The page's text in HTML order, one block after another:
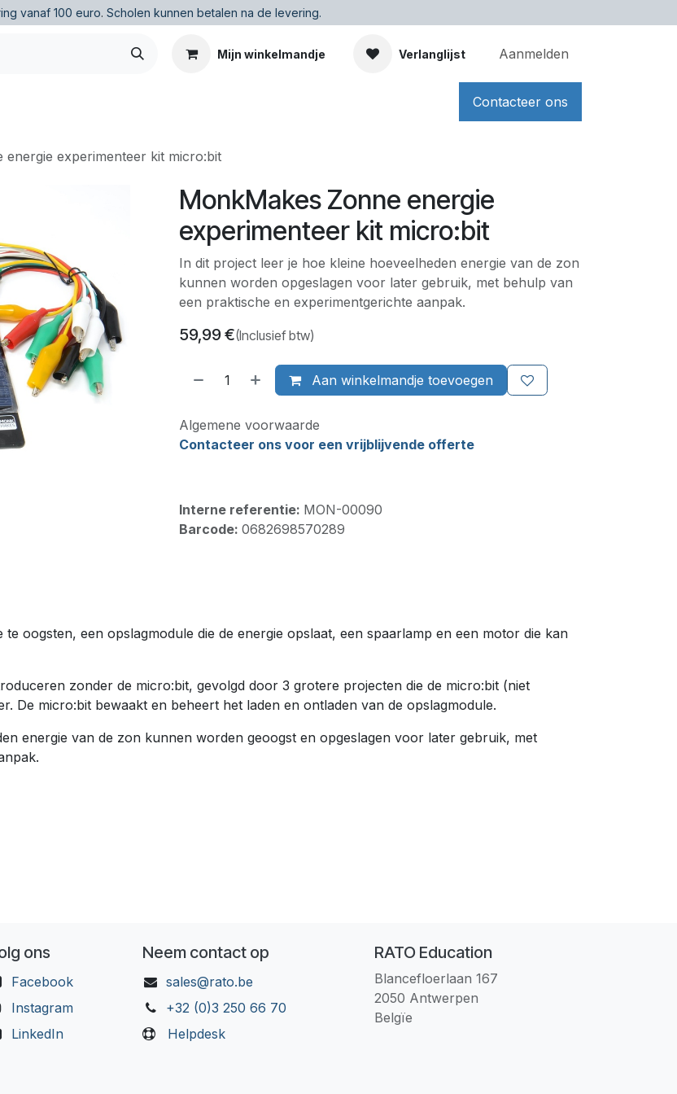
vanaf 100 euro. Scholen kunnen betalen na de levering.
Mijn winkelmandje Verlanglijst Aanmelden
Contacteer ons
energie experimenteer kit micro:bit
MonkMakes Zonne energie
experimenteer kit micro:bit
In dit project leer je hoe kleine hoeveelheden energie van de zon
kunnen worden opgeslagen voor later gebruik, met behulp van
een praktische en experimentgerichte aanpak.
59,99€(Inclusief btw)
Aan winkelmandje toevoegen
Algemene voorwaarde
Contacteer ons voor een vrijblijvende offerte
Interne referentie: MON-00090
Barcode: 0682698570289
oogsten, een opslagmodule die de energie opslaat, een spaarlamp en een motor die kan
zonder de micro:bit, gevolgd door 3 grotere projecten die de micro:bit (niet
De micro:bit bewaakt en beheert het laden en ontladen van de opslagmodule.
energie van de zon kunnen worden geoogst en opgeslagen voor later gebruik, met
ons
Facebook
Instagram
LinkedIn
Neem contact op
sales@rato.be
+32 (0)3 250 66 70
Helpdesk
RATO Education
Blancefloerlaan 167
2050 Antwerpen
Belgïe